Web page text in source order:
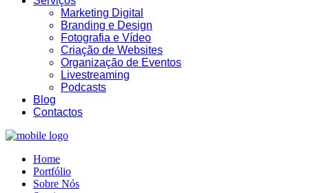
Marketing Digital
Branding e Design
Fotografia e Vídeo
Criação de Websites
Organização de Eventos
Livestreaming
Podcasts
Blog
Contactos
Home
Portfólio
Sobre Nós